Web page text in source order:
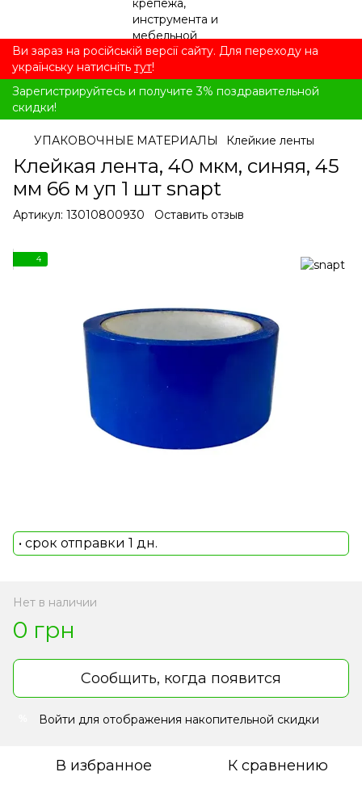
Ви зараз на російській версії сайту. Для переходу на
українську натисніть тут!
Зарегистрируйтесь и получите 3% поздравительной
скидки!
УПАКОВОЧНЫЕ МАТЕРИАЛЫ Клейкие ленты
Клейкая лента, 40 мкм, синяя, 45
мм 66 м уп 1 шт snapt
Артикул: 13010800930 Оставить отзыв
4
• срок отправки 1 дн.
Нет в наличии
0 грн
Сообщить, когда появится
Войти для отображения накопительной скидки
В избранное К сравнению